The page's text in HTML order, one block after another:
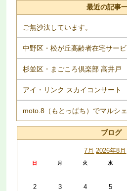
最近の記事
ご無沙汰しています。
中野区・松が丘高齢者在宅サー
杉並区・まごころ倶楽部 高井戸
アイ・リンク スカイコンサート
moto.8（もとっぱち）でマルシェ
ブログ
7月 2026年8月
日 月 火 水
2
3 4 5